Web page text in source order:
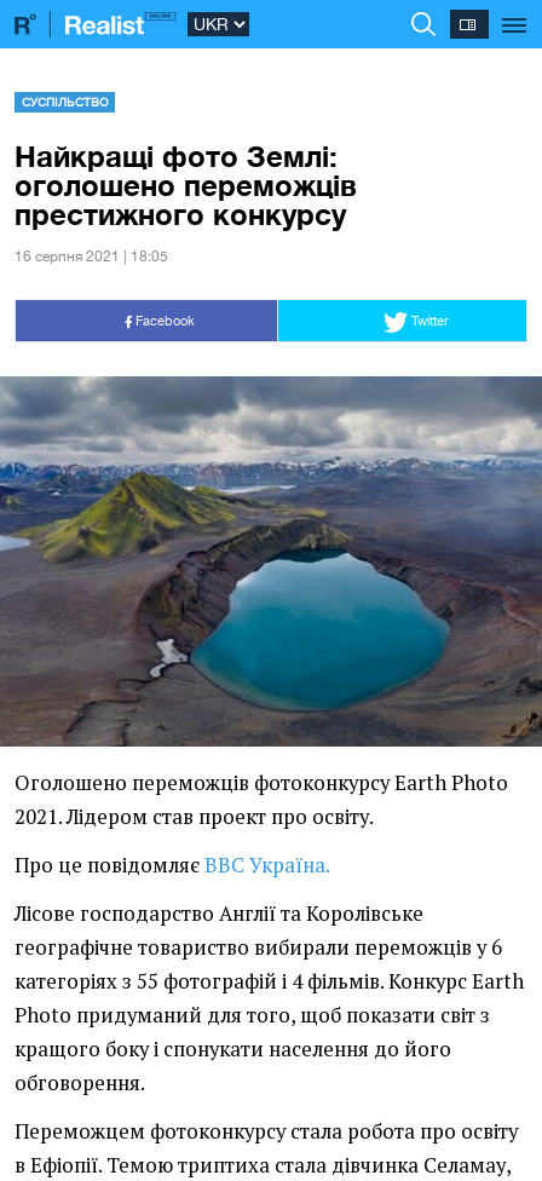
СУСПІЛЬСТВО
Найкращі фото Землі:
оголошено переможців
престижного конкурсу
16 серпня 2021 | 18:05
Facebook Twitter
Оголошено переможців фотоконкурсу Earth Photo
2021. Лідером став проект про освіту.
Про це повідомляєВВС Україна.
Лісове господарство Англії та Королівське
географічне товариство вибирали переможців у 6
категоріях з 55 фотографій і 4 фільмів. Конкурс Earth
Photo придуманий для того, щоб показати світ з
кращого боку і спонукати населення до його
обговорення.
Переможцем фотоконкурсу стала робота про освіту
в Ефіопії. Темою триптиха стала дівчинка Селамау,